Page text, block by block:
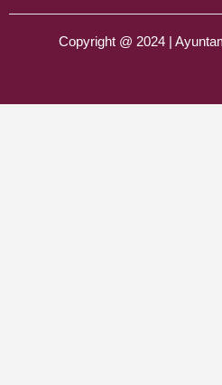
Copyright @ 2024 |